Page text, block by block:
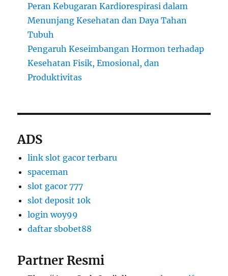
Peran Kebugaran Kardiorespirasi dalam
Menunjang Kesehatan dan Daya Tahan
Tubuh
Pengaruh Keseimbangan Hormon terhadap
Kesehatan Fisik, Emosional, dan
Produktivitas
ADS
link slot gacor terbaru
spaceman
slot gacor 777
slot deposit 10k
login woy99
daftar sbobet88
Partner Resmi